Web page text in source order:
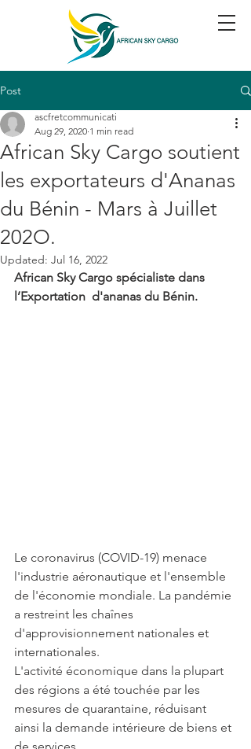
Post
African Sky Cargo soutient
les exportateurs d'Ananas
du Bénin - Mars à Juillet
202O.
ascfretcommunicati
Aug 29, 2020 1 min read
Updated: Jul 16, 2022
African Sky Cargo spécialiste dans
l’Exportation  d'ananas du Bénin.
Le coronavirus (COVID-19) menace
l'industrie aéronautique et l'ensemble
de l'économie mondiale. La pandémie
a restreint les chaînes
d'approvisionnement nationales et
internationales.
L'activité économique dans la plupart
des régions a été touchée par les
mesures de quarantaine, réduisant
ainsi la demande intérieure de biens et